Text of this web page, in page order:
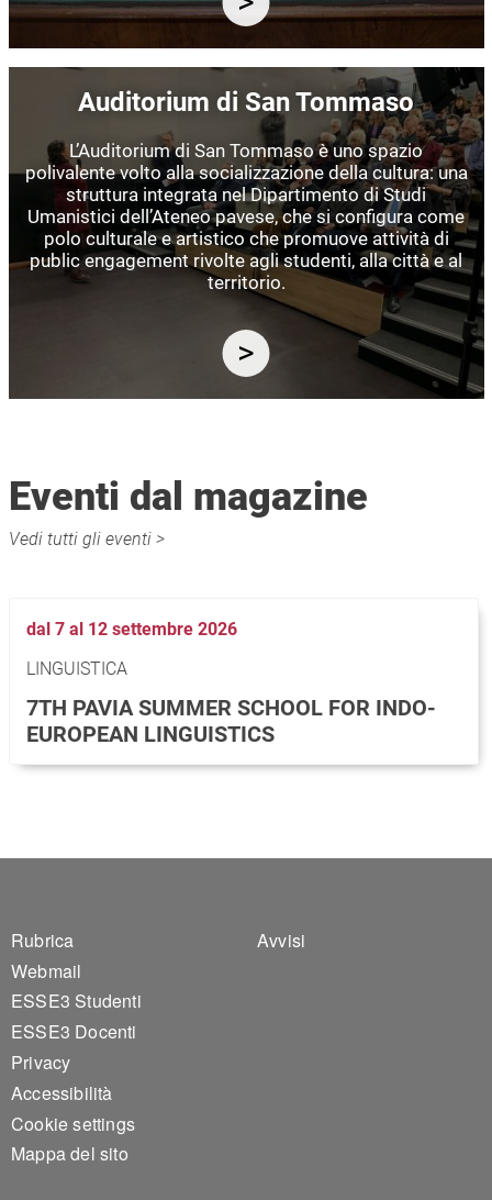
Auditorium di San Tommaso
L’Auditorium di San Tommaso è uno spazio
polivalente volto alla socializzazione della cultura: una
struttura integrata nel Dipartimento di Studi
Umanistici dell’Ateneo pavese, che si configura come
polo culturale e artistico che promuove attività di
public engagement rivolte agli studenti, alla città e al
territorio.
Vedi tutti gli eventi >
Eventi dal magazine
dal 7 al 12 settembre 2026
LINGUISTICA
7TH PAVIA SUMMER SCHOOL FOR INDO-
EUROPEAN LINGUISTICS
Footer 1
Rubrica
Webmail
ESSE3 Studenti
ESSE3 Docenti
Privacy
Accessibilità
Cookie settings
Mappa del sito
Footer 2
Avvisi